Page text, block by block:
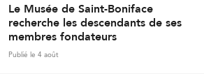
Le Musée de Saint-Boniface
recherche les descendants de ses
membres fondateurs
Publié le 4 août